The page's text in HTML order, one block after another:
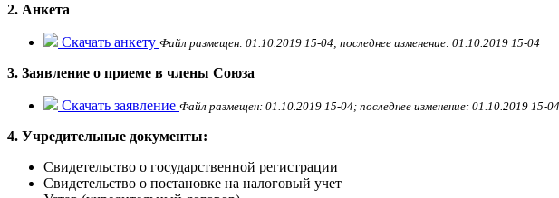
2. Анкета
Скачать анкету Файл размещен: 01.10.2019 15-04; последнее изменение: 01.10.2019 15-04
3. Заявление о приеме в члены Союза
Скачать заявление Файл размещен: 01.10.2019 15-04; последнее изменение: 01.10.2019 15-04
4. Учредительные документы:
Свидетельство о государственной регистрации
Свидетельство о постановке на налоговый учет